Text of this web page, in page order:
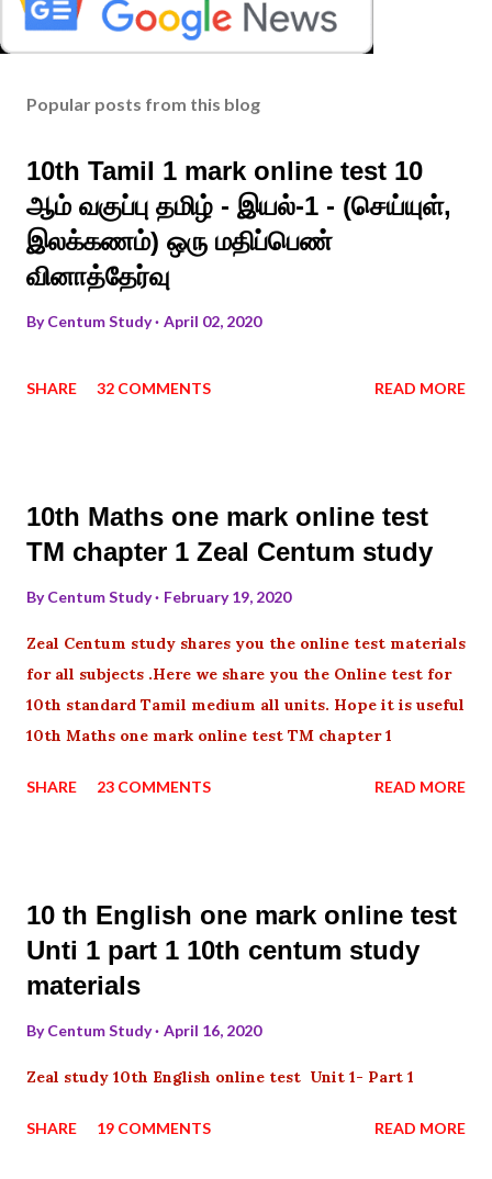
Popular posts from this blog
10th Tamil 1 mark online test 10
ஆம் வகுப்பு தமிழ் - இயல்-1 - (செய்யுள்,
இலக்கணம்) ஒரு மதிப்பெண்
வினாத்தேர்வு
ByCentum Study April 02, 2020
SHARE 32 COMMENTS READ MORE
10th Maths one mark online test
TM chapter 1 Zeal Centum study
ByCentum Study February 19, 2020
Zeal Centum study shares you the online test materials
for all subjects .Here we share you the Online test for
10th standard Tamil medium all units. Hope it is useful
10th Maths one mark online test TM chapter 1
SHARE 23 COMMENTS READ MORE
10 th English one mark online test
Unti 1 part 1 10th centum study
materials
ByCentum Study April 16, 2020
Zeal study 10th English online test Unit 1- Part 1
SHARE 19 COMMENTS READ MORE